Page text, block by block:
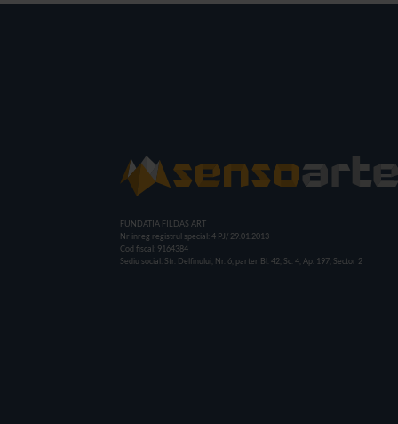
FUNDATIA FILDAS ART
Nr inreg registrul special: 4 PJ/ 29.01.2013
Cod fiscal: 9164384
Sediu social: Str. Delfinului, Nr. 6, parter Bl. 42, Sc. 4, Ap. 197, Sector 2